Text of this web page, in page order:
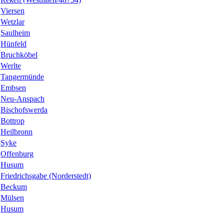
Viersen
Wetzlar
Saulheim
Hünfeld
Bruchköbel
Werlte
Tangermünde
Embsen
Neu-Anspach
Bischofswerda
Bottrop
Heilbronn
Syke
Offenburg
Husum
Friedrichsgabe (Norderstedt)
Beckum
Mülsen
Husum